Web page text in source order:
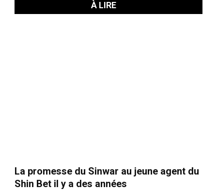
À LIRE
La promesse du Sinwar au jeune agent du
Shin Bet il y a des années